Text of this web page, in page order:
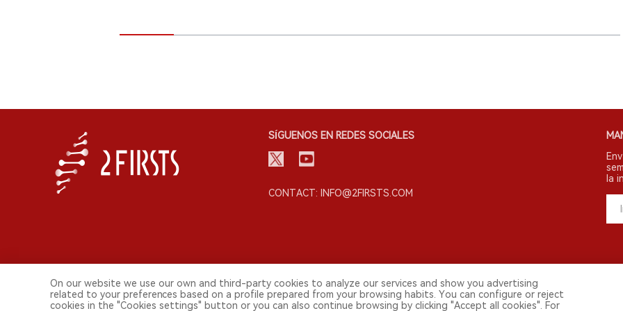
SÍGUENOS EN REDES SOCIALES
CONTACT: INFO@2FIRSTS.COM
la
© 2026 Shenzhen 2FIRSTS Technology Co.,Ltd. Todos los derechos reservados.
2FIRSTS solo es accesible para profesionales de la industria, investigadores, medios y otros profesionales. El acceso por menores está
On our website we use our own and third-party cookies to analyze our services and show you advertising
related to your preferences based on a profile prepared from your browsing habits. You can configure or reject
cookies in the "Cookies settings" button or you can also continue browsing by clicking "Accept all cookies". For